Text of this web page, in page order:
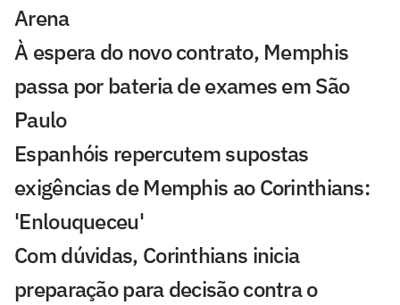
Arena
À espera do novo contrato, Memphis
passa por bateria de exames em São
Paulo
Espanhóis repercutem supostas
exigências de Memphis ao Corinthians:
'Enlouqueceu'
Com dúvidas, Corinthians inicia
preparação para decisão contra o